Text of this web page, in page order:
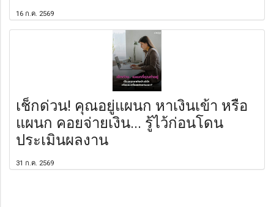
16 ก.ค. 2569
เช็กด่วน! คุณอยู่แผนก หาเงินเข้า หรือ
แผนก คอยจ่ายเงิน... รู้ไว้ก่อนโดน
ประเมินผลงาน
31 ก.ค. 2569